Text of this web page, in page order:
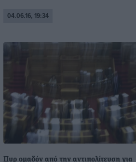
04.06.16, 19:34
Πυρ ομαδόν από την αντιπολίτευση για